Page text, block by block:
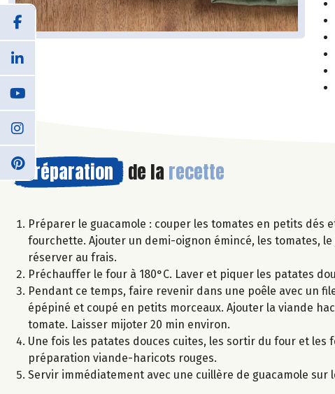
Préparation de la recette
Préparer le guacamole : couper les tomates en petits dés
fourchette. Ajouter un demi-oignon émincé, les tomates,
réserver au frais.
Préchauffer le four à 180°C. Laver et piquer les patates
Pendant ce temps, faire revenir dans une poêle avec un
épépiné et coupé en petits morceaux. Ajouter la viande
tomate. Laisser mijoter 20 min environ.
Une fois les patates douces cuites, les sortir du four et
préparation viande-haricots rouges.
Servir immédiatement avec une cuillère de guacamole sur